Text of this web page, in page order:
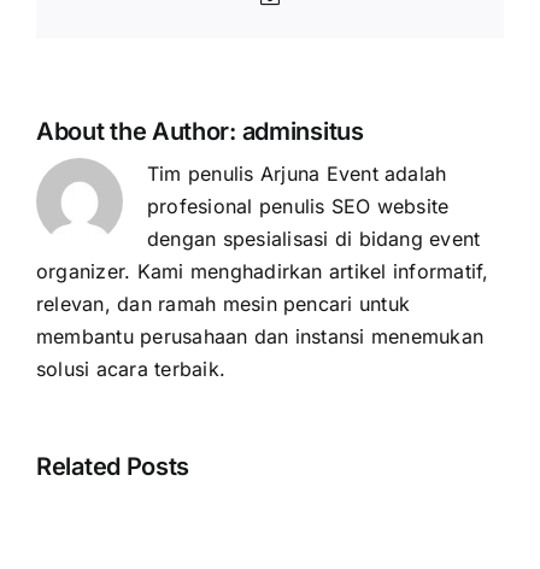
About the Author: adminsitus
Tim penulis Arjuna Event adalah
profesional penulis SEO website
dengan spesialisasi di bidang event
organizer. Kami menghadirkan artikel informatif,
relevan, dan ramah mesin pencari untuk
membantu perusahaan dan instansi menemukan
solusi acara terbaik.
Related Posts